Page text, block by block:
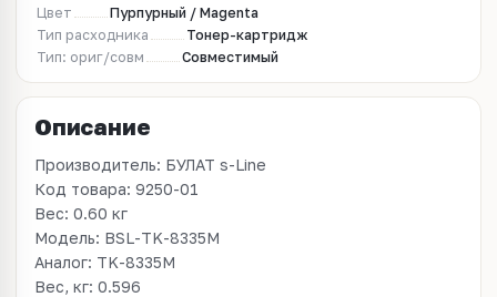
Цвет
Пурпурный / Magenta
Тип расходника
Тонер-картридж
Тип: ориг/совм
Совместимый
Описание
Производитель: БУЛАТ s-Line
Код товара: 9250-01
Вес: 0.60 кг
Модель: BSL-TK-8335M
Аналог: TK-8335M
Вес, кг: 0.596